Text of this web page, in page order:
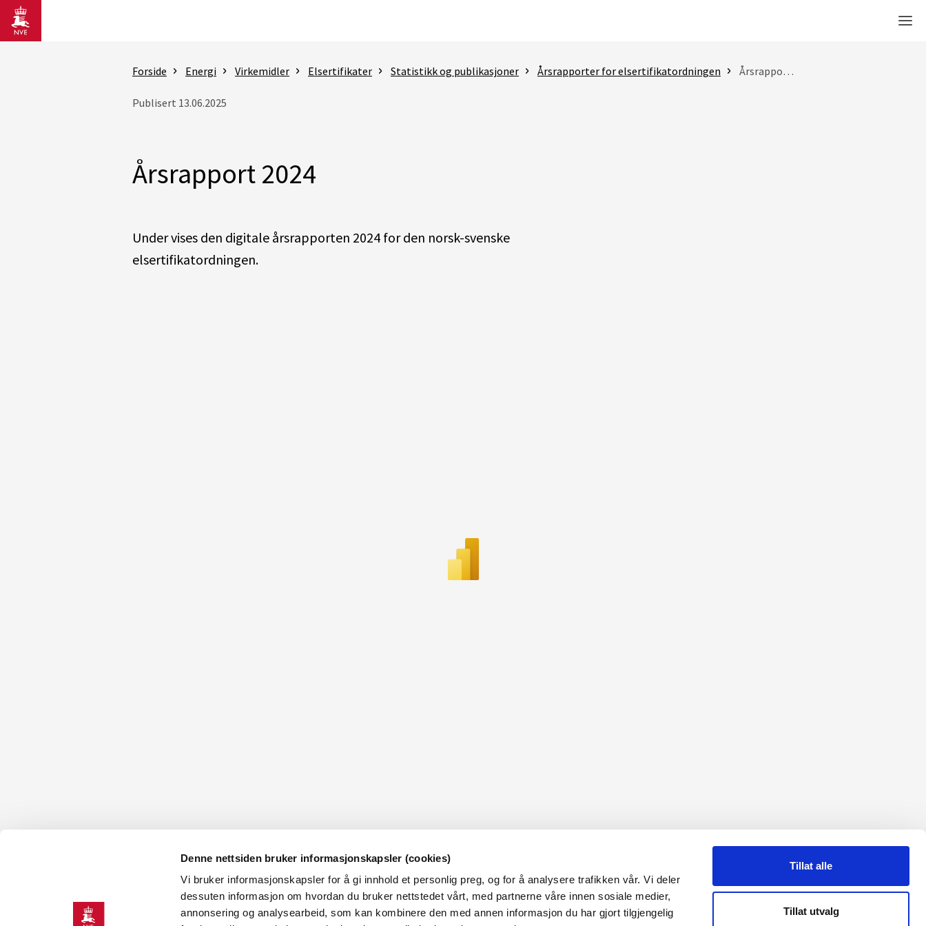
Denne nettsiden bruker informasjonskapsler (cookies)
Vi bruker informasjonskapsler for å gi innhold et personlig preg, og for å analysere trafikken vår. Vi deler
dessuten informasjon om hvordan du bruker nettstedet vårt, med partnerne våre innen sosiale medier,
annonsering og analysearbeid, som kan kombinere den med annen informasjon du har gjort tilgjengelig
Tillat alle
Tillat utvalg
Gå til hovedinnhold
Forside Energi Virkemidler Elsertifikater Statistikk og publikasjoner Årsrapporter for elsertifikatordningen Årsrapport 2024
Publisert 13.06.2025
Årsrapport 2024
Under vises den digitale årsrapporten 2024 for den norsk-svenske
elsertifikatordningen.
KONTAKT OSS OM NVE
Om NVE
OM NETTSTEDET
Personvern og cookies
RME
Reguleringsmyndigheten